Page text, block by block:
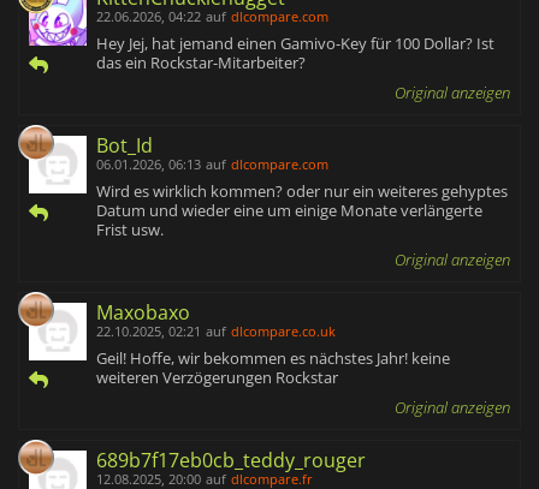
22.06.2026, 04:22 auf dlcompare.com
Hey Jej, hat jemand einen Gamivo-Key für 100 Dollar? Ist
das ein Rockstar-Mitarbeiter?
Original anzeigen
Bot_Id
06.01.2026, 06:13 auf dlcompare.com
Wird es wirklich kommen? oder nur ein weiteres gehyptes
Datum und wieder eine um einige Monate verlängerte
Frist usw.
Original anzeigen
Maxobaxo
22.10.2025, 02:21 auf dlcompare.co.uk
Geil! Hoffe, wir bekommen es nächstes Jahr! keine
weiteren Verzögerungen Rockstar
Original anzeigen
689b7f17eb0cb_teddy_rouger
12.08.2025, 20:00 auf dlcompare.fr